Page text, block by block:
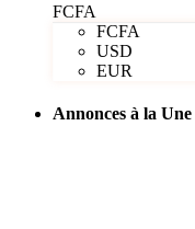
FCFA
FCFA
USD
EUR
Annonces à la Une